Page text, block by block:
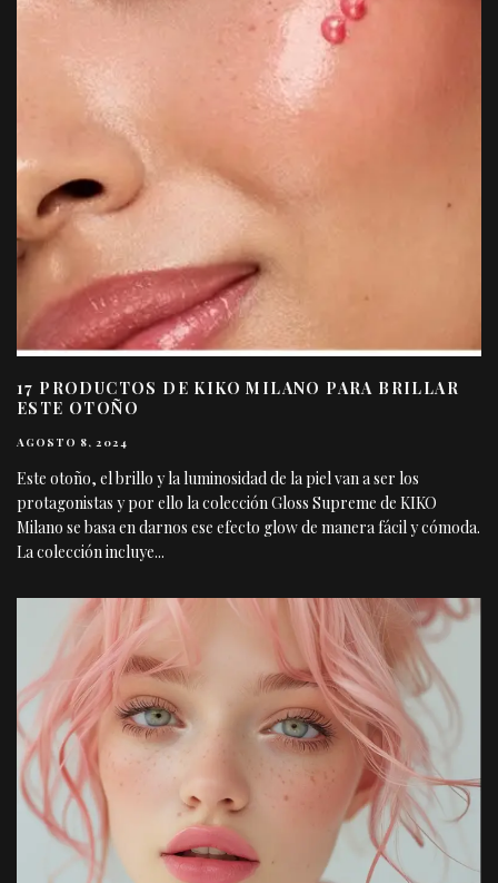
17 PRODUCTOS DE KIKO MILANO PARA BRILLAR
ESTE OTOÑO
AGOSTO 8, 2024
Este otoño, el brillo y la luminosidad de la piel van a ser los
protagonistas y por ello la colección Gloss Supreme de KIKO
Milano se basa en darnos ese efecto glow de manera fácil y cómoda.
La colección incluye...